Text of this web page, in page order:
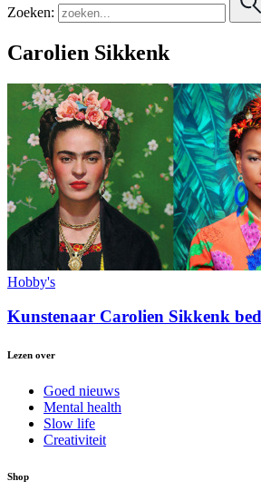
Zoeken:
Carolien Sikkenk
Hobby's
Kunstenaar Carolien Sikkenk
Lezen over
Goed nieuws
Mental health
Slow life
Creativiteit
Shop